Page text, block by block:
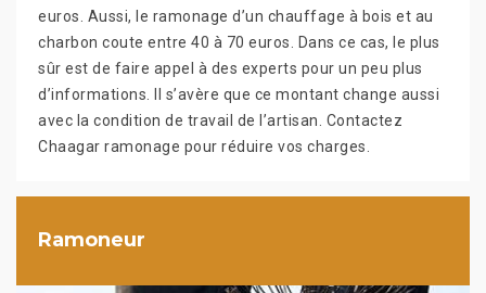
euros. Aussi, le ramonage d’un chauffage à bois et au
charbon coute entre 40 à 70 euros. Dans ce cas, le plus
sûr est de faire appel à des experts pour un peu plus
d’informations. Il s’avère que ce montant change aussi
avec la condition de travail de l’artisan. Contactez
Chaagar ramonage pour réduire vos charges.
Ramoneur